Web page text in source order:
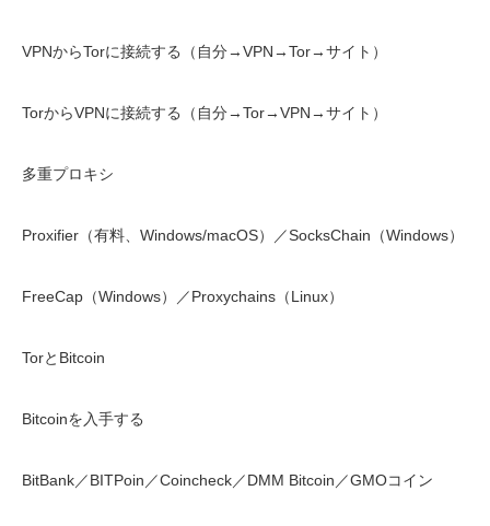
VPNからTorに接続する（自分→VPN→Tor→サイト）
TorからVPNに接続する（自分→Tor→VPN→サイト）
多重プロキシ
Proxifier（有料、Windows/macOS）／SocksChain（Windows）
FreeCap（Windows）／Proxychains（Linux）
TorとBitcoin
Bitcoinを入手する
BitBank／BITPoin／Coincheck／DMM Bitcoin／GMOコイン